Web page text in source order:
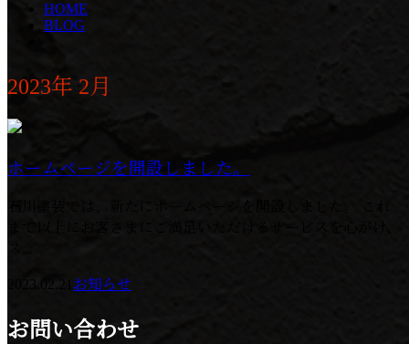
HOME
BLOG
2023年 2月
ホームページを開設しました。
お知らせ
お問い合わせ